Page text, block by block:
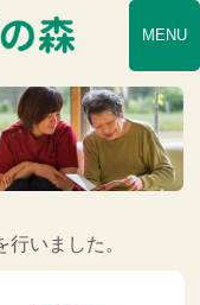
MENU
いました。